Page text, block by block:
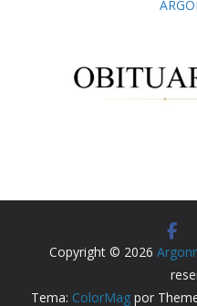
Copyright © 2026
Tema: ColorMagpor